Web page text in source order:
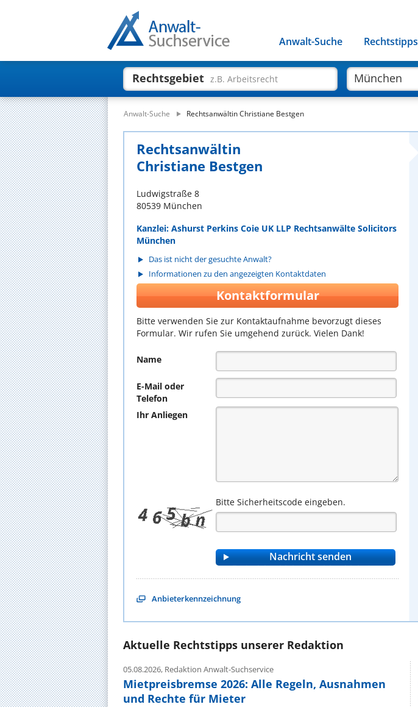
Anwalt-Suche Rechtstipps
Rechtsgebiet z.B. Arbeitsrecht
Anwalt-Suche Rechtsanwältin Christiane Bestgen
Rechtsanwältin
Christiane Bestgen
Ludwigstraße 8
80539 München
Kanzlei: Ashurst Perkins Coie UK LLP Rechtsanwälte Solicitors
München
Das ist nicht der gesuchte Anwalt?
Informationen zu den angezeigten Kontaktdaten
Kontaktformular
Bitte verwenden Sie zur Kontaktaufnahme bevorzugt dieses
Formular. Wir rufen Sie umgehend zurück. Vielen Dank!
Name
E-Mail oder
Telefon
Ihr Anliegen
Bitte Sicherheitscode eingeben.
Anbieterkennzeichnung
Aktuelle Rechtstipps unserer Redaktion
05.08.2026, Redaktion Anwalt-Suchservice
Mietpreisbremse 2026: Alle Regeln, Ausnahmen
und Rechte für Mieter